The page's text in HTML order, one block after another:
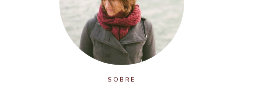
SOBRE